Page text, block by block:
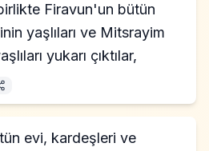
Firavun'un bütün
yaşlıları ve Mitsrayim
yukarı çıktılar,
evi, kardeşleri ve